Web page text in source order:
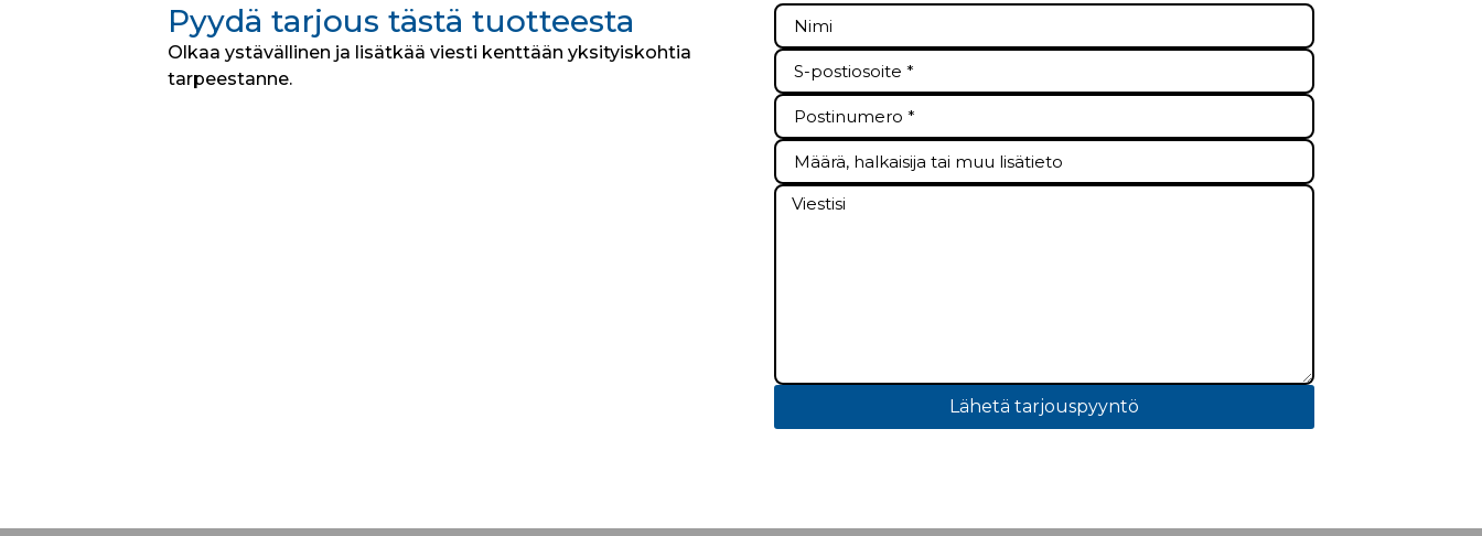
Pyydä tarjous tästä tuotteesta
Olkaa ystävällinen ja lisätkää viesti kenttään yksityiskohtia
tarpeestanne.
Lähetä tarjouspyyntö